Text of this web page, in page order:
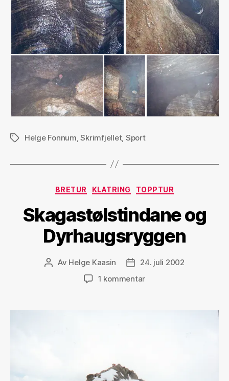
StikkordHelge Fonnum ,Skrimfjellet, Sport
Kategorier
BRETUR KLATRING TOPPTUR
Skagastølstindane og
Dyrhaugsryggen
Innleggsforfatter
Av Helge Kaasin Publiseringsdato
24. juli 2002
1 kommentartil